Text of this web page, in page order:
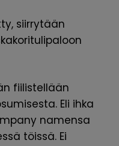
siirrytään
fiilistellään
Eli ihka
namensa
töissä. Ei